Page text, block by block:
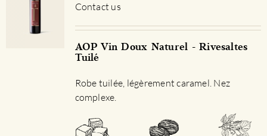
choisies
sur
du
Contact us
AOP Vin Doux Naturel - Rivesaltes
Tuilé
Robe tuilée, légèrement caramel. Nez
complexe.